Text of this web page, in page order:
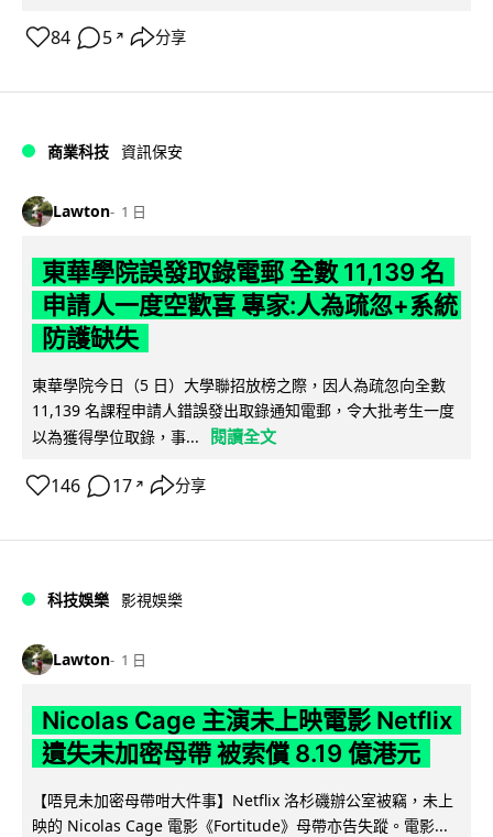
84 5 ↗ 分享
商業科技 資訊保安
Lawton 1 日
東華學院誤發取錄電郵 全數 11,139 名
申請人一度空歡喜 專家:人為疏忽+系統
防護缺失
東華學院今日（5 日）大學聯招放榜之際，因人為疏忽向全數
11,139 名課程申請人錯誤發出取錄通知電郵，令大批考生一度
以為獲得學位取錄，事...
閱讀全文
146 17 ↗ 分享
科技娛樂 影視娛樂
Lawton 1 日
Nicolas Cage 主演未上映電影 Netflix
遺失未加密母帶 被索償 8.19 億港元
【唔見未加密母帶咁大件事】Netflix 洛杉磯辦公室被竊，未上
映的 Nicolas Cage 電影《Fortitude》母帶亦告失蹤。電影...